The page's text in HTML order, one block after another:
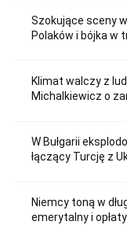
Szokujące sceny
Polaków i bójka w
Klimat walczy z
Michalkiewicz o
W Bułgarii
łączący Turcję z
Niemcy toną w
emerytalny i